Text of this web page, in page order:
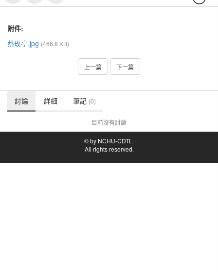
附件:
蔡玫亭.jpg (466.8 KB)
上一篇 下一篇
討論 詳細 筆記 (0)
目前沒有討論
© by NCHU-CDTL.
All rights reserved.